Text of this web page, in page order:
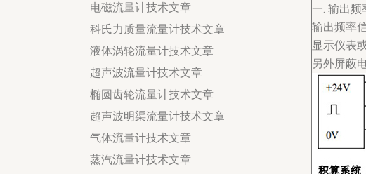
电磁流量计技术文章
科氏力质量流量计技术文章
液体涡轮流量计技术文章
超声波流量计技术文章
椭圆齿轮流量计技术文章
超声波明渠流量计技术文章
气体流量计技术文章
蒸汽流量计技术文章
一. 输出频
输出频率
显示仪表
另外屏蔽